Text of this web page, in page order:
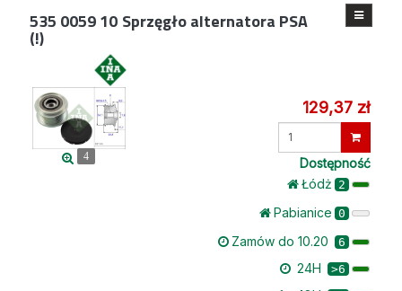
535 0059 10 Sprzęgło alternatora PSA
(!)
4
129,37 zł
Wprowadź
Dostępność
Łódż 2
Pabianice 0
Zamów do 10.20 6
24H >6